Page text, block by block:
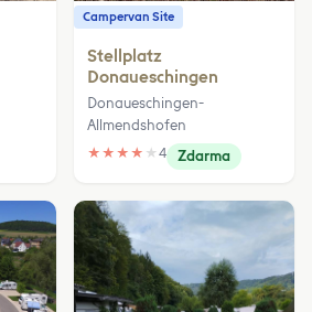
Campervan Site
Stellplatz
Donaueschingen
Donaueschingen-
Allmendshofen
★ ★ ★ ★ ★ 4 Zdarma